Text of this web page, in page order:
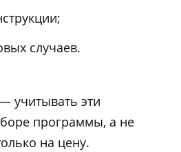
случаев.
учитывать эти
программы, а не
на цену.